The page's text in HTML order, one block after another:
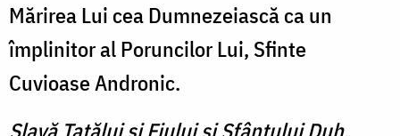
Mărirea Lui cea Dumnezeiască ca un
împlinitor al Poruncilor Lui, Sfinte
Cuvioase Andronic.